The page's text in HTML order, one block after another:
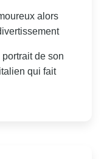
alors
de son
qui fait